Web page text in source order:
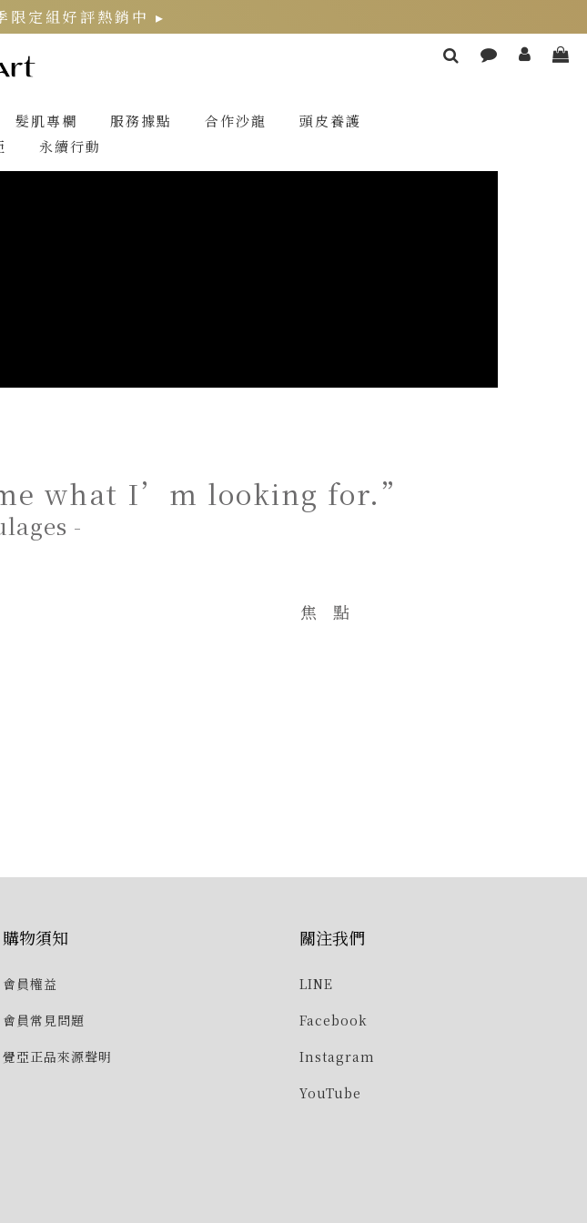
限定組好評熱銷中 ▸
髮肌專欄 服務據點 合作沙龍
頭皮養護
永續行動
what I’m looking for.”
-
焦點
購物須知
會員權益
會員常見問題
覺亞正品來源聲明
關注我們
LINE
Facebook
Instagram
YouTube